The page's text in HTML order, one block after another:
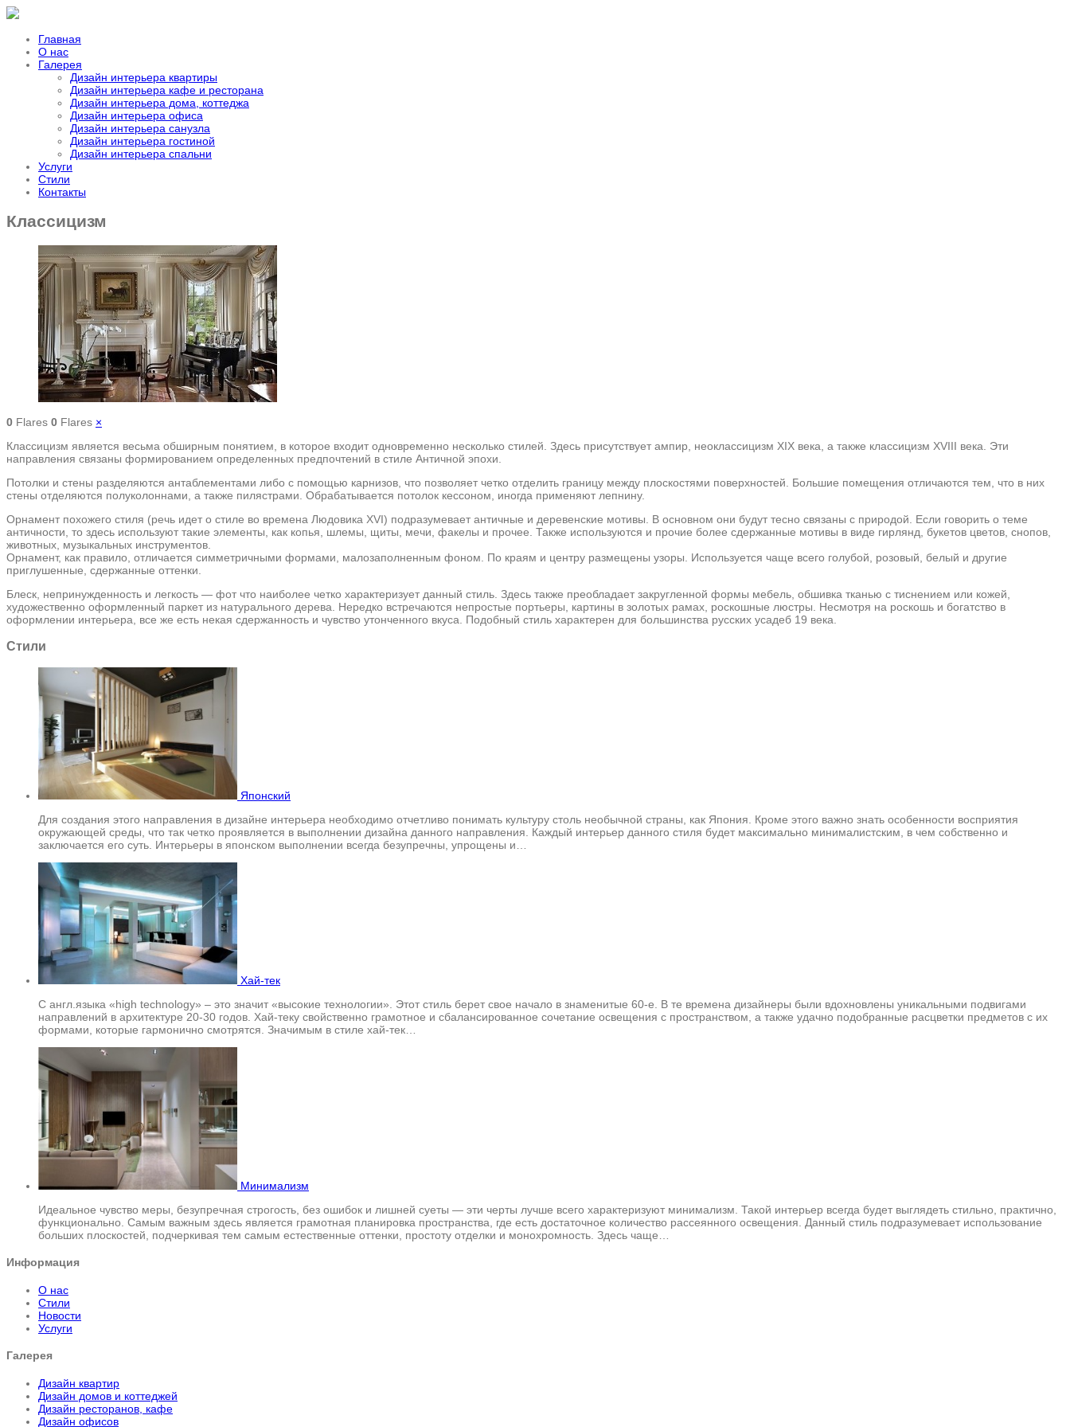
Главная
О нас
Галерея
Дизайн интерьера квартиры
Дизайн интерьера кафе и ресторана
Дизайн интерьера дома, коттеджа
Дизайн интерьера офиса
Дизайн интерьера санузла
Дизайн интерьера гостиной
Дизайн интерьера спальни
Услуги
Стили
Контакты
Классицизм
0 Flares 0 Flares ×
Классицизм является весьма обширным понятием, в которое входит одновременно несколько стилей. Здесь присутствует ампир, неоклассицизм XIX века, а также классицизм XVIII века. Эти
направления связаны формированием определенных предпочтений в стиле Античной эпохи.
Потолки и стены разделяются антаблементами либо с помощью карнизов, что позволяет четко отделить границу между плоскостями поверхностей. Большие помещения отличаются тем, что в них
стены отделяются полуколоннами, а также пилястрами. Обрабатывается потолок кессоном, иногда применяют лепнину.
Орнамент похожего стиля (речь идет о стиле во времена Людовика XVI) подразумевает античные и деревенские мотивы. В основном они будут тесно связаны с природой. Если говорить о теме
античности, то здесь используют такие элементы, как копья, шлемы, щиты, мечи, факелы и прочее. Также используются и прочие более сдержанные мотивы в виде гирлянд, букетов цветов, снопов,
животных, музыкальных инструментов.
Орнамент, как правило, отличается симметричными формами, малозаполненным фоном. По краям и центру размещены узоры. Используется чаще всего голубой, розовый, белый и другие
приглушенные, сдержанные оттенки.
Блеск, непринужденность и легкость — фот что наиболее четко характеризует данный стиль. Здесь также преобладает закругленной формы мебель, обшивка тканью с тиснением или кожей,
художественно оформленный паркет из натурального дерева. Нередко встречаются непростые портьеры, картины в золотых рамах, роскошные люстры. Несмотря на роскошь и богатство в
оформлении интерьера, все же есть некая сдержанность и чувство утонченного вкуса. Подобный стиль характерен для большинства русских усадеб 19 века.
Стили
Японский
Для создания этого направления в дизайне интерьера необходимо отчетливо понимать культуру столь необычной страны, как Япония. Кроме этого важно знать особенности восприятия
окружающей среды, что так четко проявляется в выполнении дизайна данного направления. Каждый интерьер данного стиля будет максимально минималистским, в чем собственно и
заключается его суть. Интерьеры в японском выполнении всегда безупречны, упрощены и…
Хай-тек
С англ.языка «high technology» – это значит «высокие технологии». Этот стиль берет свое начало в знаменитые 60-е. В те времена дизайнеры были вдохновлены уникальными подвигами
направлений в архитектуре 20-30 годов. Хай-теку свойственно грамотное и сбалансированное сочетание освещения с пространством, а также удачно подобранные расцветки предметов с их
формами, которые гармонично смотрятся. Значимым в стиле хай-тек…
Минимализм
Идеальное чувство меры, безупречная строгость, без ошибок и лишней суеты — эти черты лучше всего характеризуют минимализм. Такой интерьер всегда будет выглядеть стильно, практично,
функционально. Самым важным здесь является грамотная планировка пространства, где есть достаточное количество рассеянного освещения. Данный стиль подразумевает использование
больших плоскостей, подчеркивая тем самым естественные оттенки, простоту отделки и монохромность. Здесь чаще…
Информация
О нас
Стили
Новости
Услуги
Галерея
Дизайн квартир
Дизайн домов и коттеджей
Дизайн ресторанов, кафе
Дизайн офисов